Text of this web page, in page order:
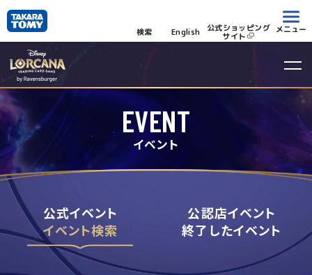
検索 English 公式ショッピング
サイト
メニュー
EVENT
イベント
公式イベント
公認店イベント
イベント検索
終了したイベント